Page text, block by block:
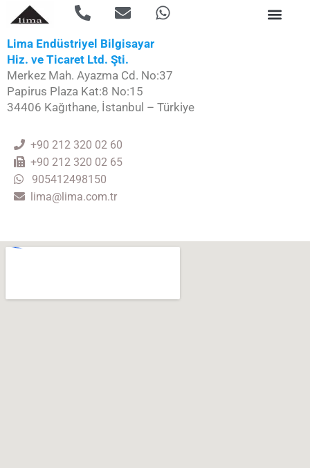
Lima Endüstriyel Bilgisayar
Hiz. ve Ticaret Ltd. Şti.
Merkez Mah. Ayazma Cd. No:37
Papirus Plaza Kat:8 No:15
34406 Kağıthane, İstanbul – Türkiye
+90 212 320 02 60
+90 212 320 02 65
905412498150
lima@lima.com.tr